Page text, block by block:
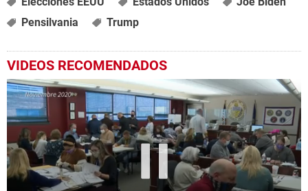
Pensilvania
Trump
VIDEOS RECOMENDADOS